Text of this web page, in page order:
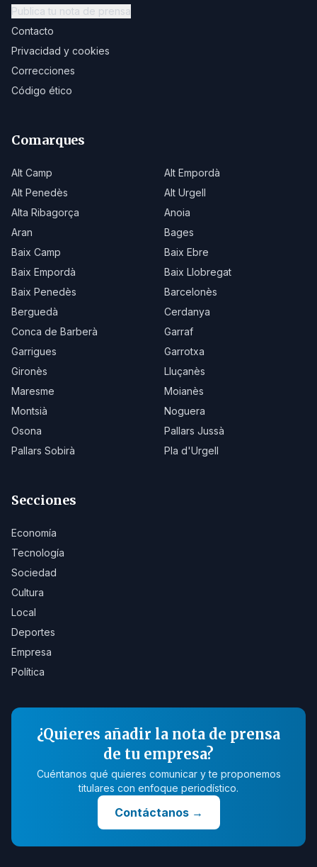
Publica tu nota de prensa
Contacto
Privacidad y cookies
Correcciones
Código ético
Comarques
Alt Camp
Alt Empordà
Alt Penedès
Alt Urgell
Alta Ribagorça
Anoia
Aran
Bages
Baix Camp
Baix Ebre
Baix Empordà
Baix Llobregat
Baix Penedès
Barcelonès
Berguedà
Cerdanya
Conca de Barberà
Garraf
Garrigues
Garrotxa
Gironès
Lluçanès
Maresme
Moianès
Montsià
Noguera
Osona
Pallars Jussà
Pallars Sobirà
Pla d'Urgell
Secciones
Economía
Tecnología
Sociedad
Cultura
Local
Deportes
Empresa
Política
¿Quieres añadir la nota de prensa
de tu empresa?
Cuéntanos qué quieres comunicar y te proponemos
titulares con enfoque periodístico.
Contáctanos→